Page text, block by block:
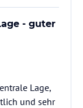
- guter
Lage,
und sehr